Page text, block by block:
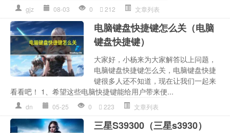
gjz 08-03 0 212 文章列表
电脑键盘快捷键怎么关（电脑
键盘快捷键）
大家好，小杨来为大家解答以上问题，
电脑键盘快捷键怎么关，电脑键盘快捷
键很多人还不知道，现在让我们一起来
看看吧！ 1、希望这些电脑快捷键能给用户带来便...
dn 05-25 0 223 文章列表
三星S39300（三星s3930）